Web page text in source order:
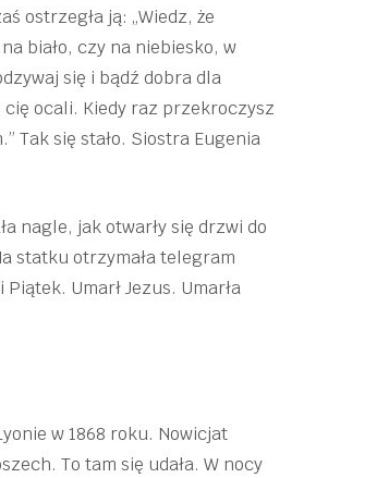
ostrzegła ją: „Wiedz, że
biało, czy na niebiesko, w
się i bądź dobra dla
ocali. Kiedy raz przekroczysz
Tak się stało. Siostra Eugenia
nagle, jak otwarły się drzwi do
statku otrzymała telegram
Umarł Jezus. Umarła
w 1868 roku. Nowicjat
To tam się udała. W nocy